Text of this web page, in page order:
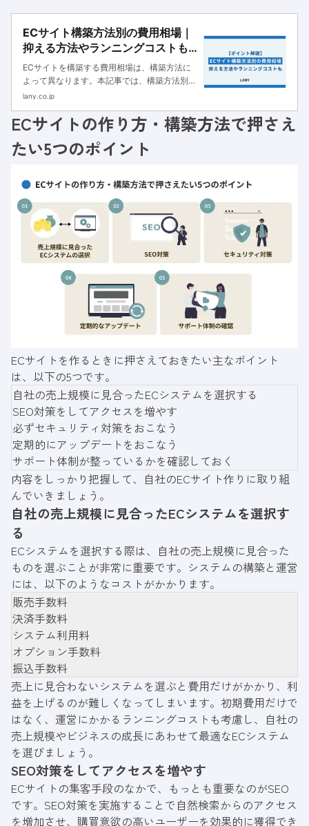
ECサイト構築方法別の費用相場｜
抑える方法やランニングコストも
解説
ECサイトを構築する費用相場は、構築方法に
よって異なります。本記事では、構築方法別の
費用相場やランニングコストについて紹介しま
で、ぜひ参考にしてみてください。
lany.co.jp
ECサイトの作り方・構築方法で押さえ
たい5つのポイント
ECサイトを作るときに押さえておきたい主なポイント
は、以下の5つです。
自社の売上規模に見合ったECシステムを選択する
SEO対策をしてアクセスを増やす
必ずセキュリティ対策をおこなう
定期的にアップデートをおこなう
サポート体制が整っているかを確認しておく
内容をしっかり把握して、自社のECサイト作りに取り組
んでいきましょう。
自社の売上規模に見合ったECシステムを選択す
る
ECシステムを選択する際は、自社の売上規模に見合った
ものを選ぶことが非常に重要です。システムの構築と運営
には、以下のようなコストがかかります。
販売手数料
決済手数料
システム利用料
オプション手数料
振込手数料
売上に見合わないシステムを選ぶと費用だけがかかり、利
益を上げるのが難しくなってしまいます。初期費用だけで
はなく、運営にかかるランニングコストも考慮し、自社の
売上規模やビジネスの成長にあわせて最適なECシステム
を選びましょう。
SEO対策をしてアクセスを増やす
ECサイトの集客手段のなかで、もっとも重要なのがSEO
です。SEO対策を実施することで自然検索からのアクセス
を増加させ、購買意欲の高いユーザーを効果的に獲得でき